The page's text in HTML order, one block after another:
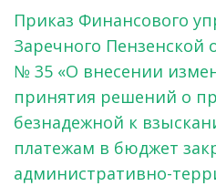
Приказ Финансового
Заречного Пензенской
№ 35 «О внесении
принятия решений о
безнадежной к
платежам в бюджет
административно-